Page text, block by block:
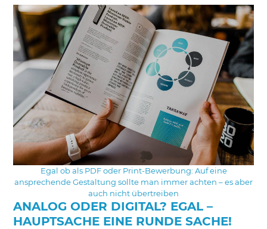
Egal ob als PDF oder Print-Bewerbung: Auf eine
ansprechende Gestaltung sollte man immer achten – es aber
auch nicht übertreiben
ANALOG ODER DIGITAL? EGAL –
HAUPTSACHE EINE RUNDE SACHE!